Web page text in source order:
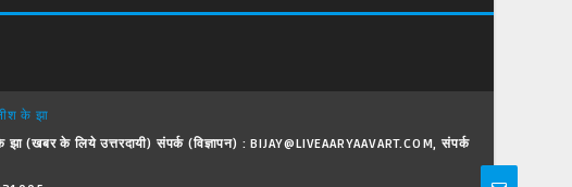
के झा
(खबर के लिये उत्तरदायी) संपर्क (विज्ञापन) : BIJAY@LIVEAARYAAVART.COM, संपर्क